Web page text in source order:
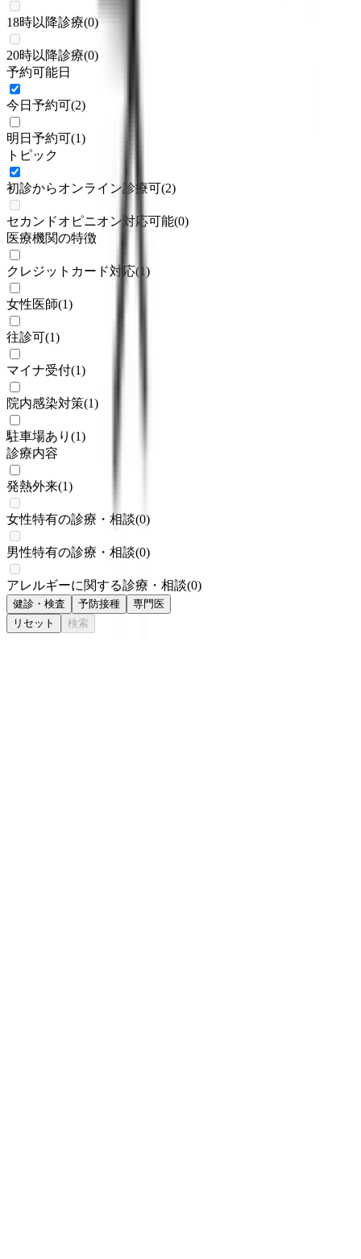
18時以降診療(0)
20時以降診療(0)
予約可能日
今日予約可(2)
明日予約可(1)
トピック
初診からオンライン診療可(2)
セカンドオピニオン対応可能(0)
医療機関の特徴
クレジットカード対応(1)
女性医師(1)
往診可(1)
マイナ受付(1)
院内感染対策(1)
駐車場あり (1)
診療内容
発熱外来(1)
女性特有の診療・相談(0)
男性特有の診療・相談(0)
アレルギーに関する診療・相談(0)
健診・検査 予防接種
専門医
リセット
検索